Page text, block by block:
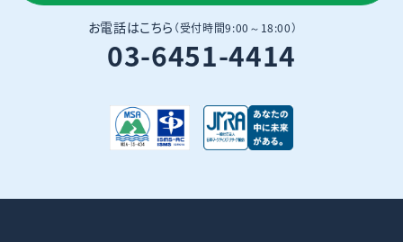
お電話はこちら （受付時間9:00～18:00）
03-6451-4414